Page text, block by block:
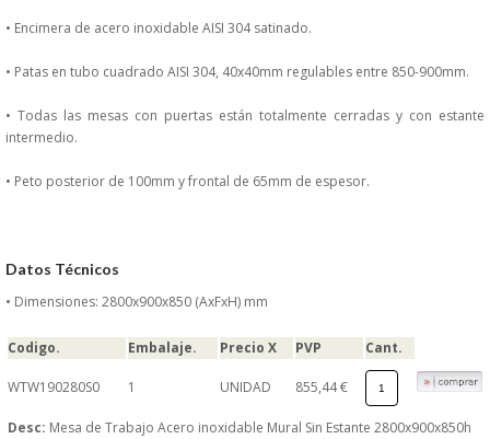
PRODUCTOS EN OFERTAS
ALMACEN Y TRANSPORTE
CRISTALERIA
CUBIERTOS
• Encimera de acero inoxidable AISI 304 satinado.
• Patas en tubo cuadrado AISI 304, 40x40mm regulables entre 850-900mm.
• Todas las mesas con puertas están totalmente cerradas y con estante
intermedio.
• Peto posterior de 100mm y frontal de 65mm de espesor.
Datos Técnicos
• Dimensiones: 2800x900x850 (AxFxH) mm
Codigo. Embalaje. Precio X PVP Cant.
WTW190280S0 1 UNIDAD 855,44 €
Desc: Mesa de Trabajo Acero inoxidable Mural Sin Estante 2800x900x850h